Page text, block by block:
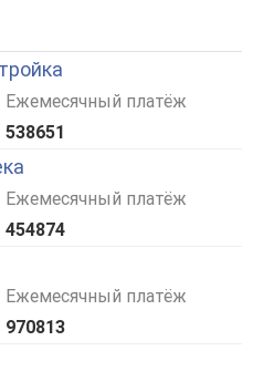
Ежемесячный платёж
538651
Ежемесячный платёж
454874
Ежемесячный платёж
970813